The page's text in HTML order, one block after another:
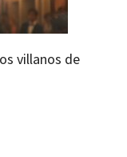
villanos de